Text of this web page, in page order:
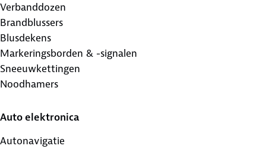
Verbanddozen
Brandblussers
Blusdekens
Markeringsborden & -signalen
Sneeuwkettingen
Noodhamers
Auto elektronica
Autonavigatie